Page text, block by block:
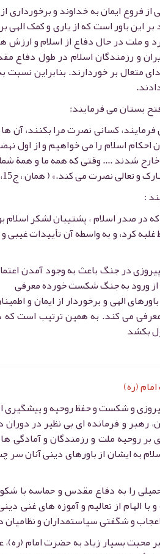
از فروع ایمان به خداوند و
این باور است که از یاری و کمک
و ملت در حال دفاع از اسلام و ارزش
و رزمندگان اسلام در طول دفاع
متعال بر خوردارند. بنابراین
بستان می فرمایند:
فرمایند، کسانی نصرت مرا بکنند، آن
اسلام را می خواهیم و از اول
شدند .... وقتی که همه ما و همۀ
تعالی نصرت می کند.» ( همان ، ج15، ص270)
:
در صدر اسلام ، پشتیبان لشکر
کرد، و به واسطه آن تأییدات
در جنگ باعث به وجود آمدن
از ورود به جنگ شکست خورده معرفی
الهی و برخوردار از ایمان و
می کند. به همین ترتیب است
بکشد
و شکست و حفظ روحیه و
رهبر و فرمانده ای بی نظیر در
بر روحیه ملت و رزمندگان و
به ایشان از باورهای دینی آنان
را به دفاع مقدس و حماسه با
الهام از تعالیم و آموزه های غنی
و شگفتی سیاستمداران و نظامیان
محبت بسیار زیاد به حضرت امام